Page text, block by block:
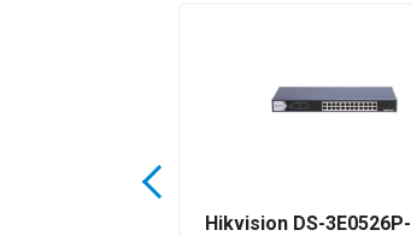
Hikvision DS-3E0526P-